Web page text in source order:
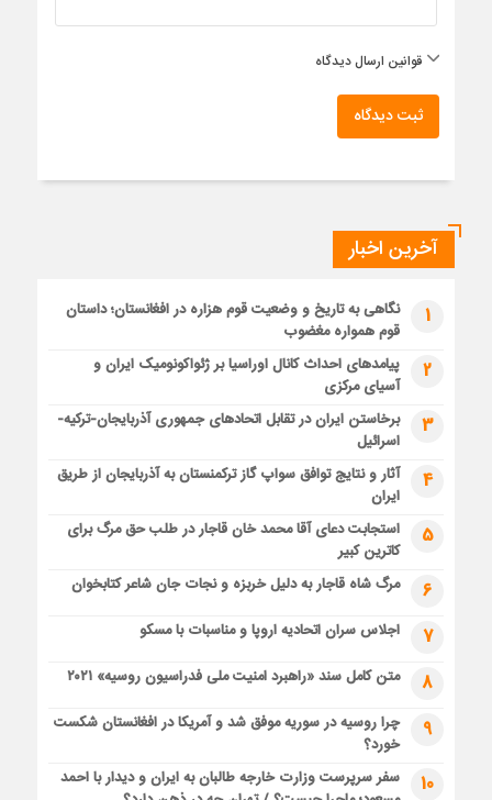
قوانین ارسال دیدگاه
ثبت دیدگاه
آخرین اخبار
1
نگاهی به تاریخ و وضعیت قوم هزاره در افغانستان؛ داستان
قوم همواره مغضوب
2
پیامدهای احداث کانال اوراسیا بر ژئواکونومیک ایران و
آسیای مرکزی
3
برخاستن ایران در تقابل اتحادهای جمهوری آذربایجان-ترکیه-
اسرائیل
4
آثار و نتایج توافق سواپ گاز ترکمنستان به آذربایجان از طریق
ایران
5
استجابت دعای آقا محمد خان قاجار در طلب حق مرگ برای
کاترین کبیر
6 مرگ شاه قاجار به دلیل خربزه و نجات جان شاعر کتابخوان
7 اجلاس سران اتحادیه اروپا و مناسبات با مسکو
8 متن کامل سند «راهبرد امنیت ملی فدراسیون روسیه» ۲۰۲۱
9
چرا روسیه در سوریه موفق شد و آمریکا در افغانستان شکست
خورد؟
10
سفر سرپرست وزارت خارجه طالبان به ایران و دیدار با احمد